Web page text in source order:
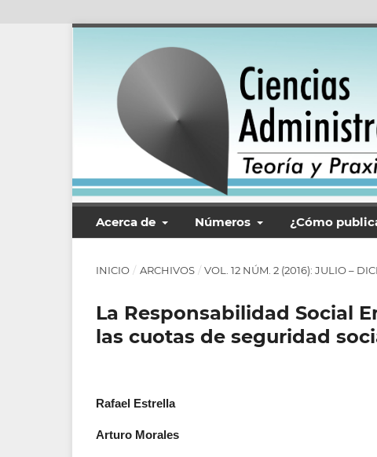
Acerca de Números ¿Cómo
INICIO / ARCHIVOS / VOL. 12 NÚM. 2 (2016): JULIO –
La Responsabilidad Social
las cuotas de seguridad
Rafael Estrella
Arturo Morales